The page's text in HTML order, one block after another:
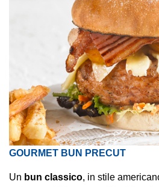
GOURMET BUN PRECUT
Un bun classico, in stile